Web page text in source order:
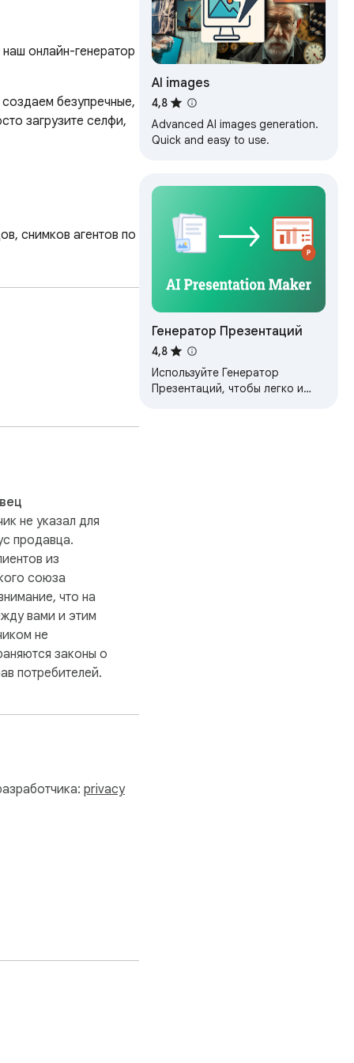
онлайн-генератор
безупречные,
загрузите селфи,
снимков агентов по
менее
защиты ваших
не указал для
продавца.
из
союза
что на
вами и этим
не
законы о
потребителей.
privacy
AI images
4,8
Advanced AI images generation.
Quick and easy to use.
Генератор Презентаций
4,8
Используйте Генератор
Презентаций, чтобы легко и